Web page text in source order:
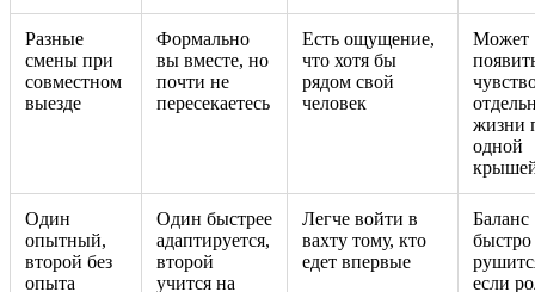
Разные
смены при
совместном
выезде
Формально
вы вместе, но
почти не
пересекаетесь
Есть ощущение,
что хотя бы
рядом свой
человек
Может
жизни
одной
Один
опытный,
второй без
опыта
Один быстрее
адаптируется,
второй
учится на
Легче войти в
вахту тому, кто
едет впервые
Баланс
быстро
если